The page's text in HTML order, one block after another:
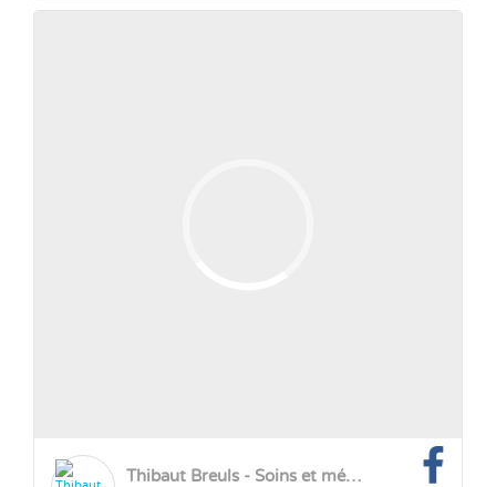
Thibaut Breuls - Soins et méditation